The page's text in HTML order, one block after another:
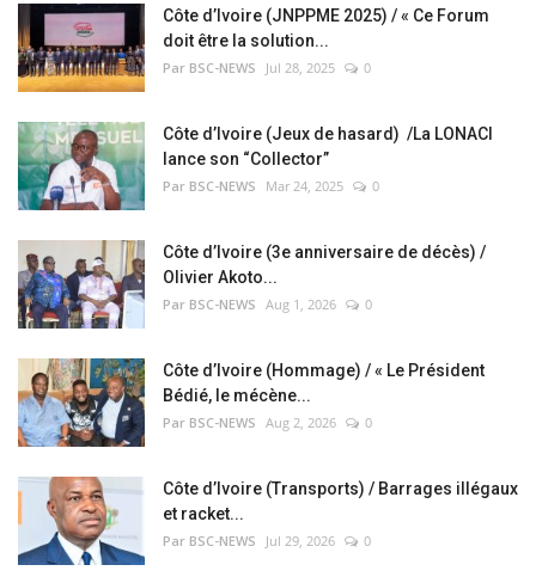
Côte d’Ivoire (JNPPME 2025) / « Ce Forum
doit être la solution...
Par BSC-NEWS Jul 28, 2025 0
Côte d’Ivoire (Jeux de hasard) /La LONACI
lance son “Collector”
Par BSC-NEWS Mar 24, 2025 0
Côte d’Ivoire (3e anniversaire de décès) /
Olivier Akoto...
Par BSC-NEWS Aug 1, 2026 0
Côte d’Ivoire (Hommage) / « Le Président
Bédié, le mécène...
Par BSC-NEWS Aug 2, 2026 0
Côte d’Ivoire (Transports) / Barrages illégaux
et racket...
Par BSC-NEWS Jul 29, 2026 0